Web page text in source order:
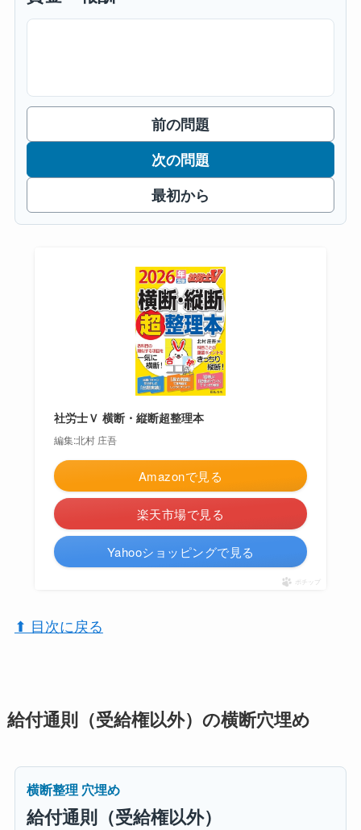
前の問題
次の問題
最初から
社労士Ｖ 横断・縦断超整理本
編集:北村 庄吾
Amazonで見る
楽天市場で見る
Yahooショッピングで見る
ポチップ
⬆︎ 目次に戻る
給付通則（受給権以外）の横断穴埋め
横断整理 穴埋め
給付通則（受給権以外）